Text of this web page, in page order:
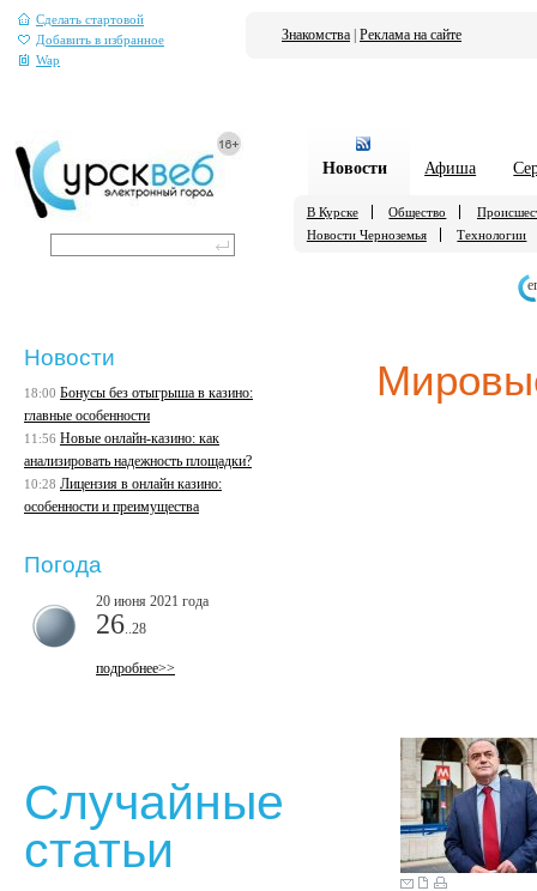
Сделать стартовой
Добавить в избранное
Wap
Знакомства Реклама на сайте
Новости Афиша
В Курске Общество
Новости Черноземья
Технологии
Новости
18:00 Бонусы без отыгрыша в казино:
главные особенности
11:56 Новые онлайн-казино: как
анализировать надежность площадки?
10:28 Лицензия в онлайн казино:
особенности и преимущества
Погода
20 июня 2021 года
26 ..28
подробнее>>
Случайные
статьи